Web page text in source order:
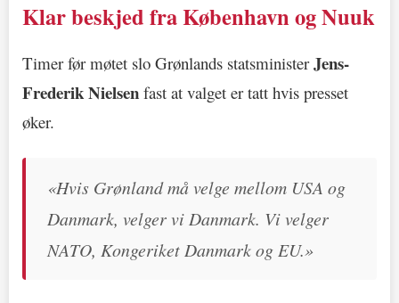
Klar beskjed fra København og Nuuk
Timer før møtet slo Grønlands statsministerJens-
Frederik Nielsen fast at valget er tatt hvis presset
øker.
«Hvis Grønland må velge mellom USA og
Danmark, velger vi Danmark. Vi velger
NATO, Kongeriket Danmark og EU.»